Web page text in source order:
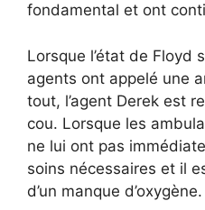
fondamental et ont
Lorsque l’état de Floyd
agents ont appelé une
tout, l’agent Derek est
cou. Lorsque les
ne lui ont pas
soins nécessaires et il
d’un manque d’oxygène.